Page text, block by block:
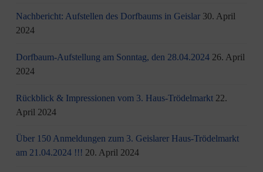
Nachbericht: Aufstellen des Dorfbaums in Geislar 30. April
2024
Dorfbaum-Aufstellung am Sonntag, den 28.04.2024 26. April
2024
Rückblick & Impressionen vom 3. Haus-Trödelmarkt 22.
April 2024
Über 150 Anmeldungen zum 3. Geislarer Haus-Trödelmarkt
am 21.04.2024 !!! 20. April 2024